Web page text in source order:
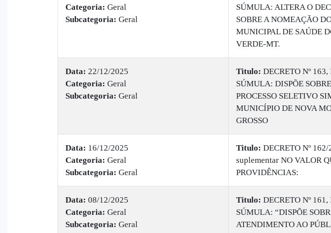
Categoria: Geral
Subcategoria: Geral
SÚMULA: ALTERA O
SOBRE A NOMEAÇÃO
MUNICIPAL DE SAÚDE
VERDE-MT.
Data: 22/12/2025
Categoria: Geral
Subcategoria: Geral
Titulo: DECRETO Nº
SÚMULA: DISPÕE
PROCESSO SELETIVO
MUNICÍPIO DE NOVA
GROSSO
Data: 16/12/2025
Categoria: Geral
Subcategoria: Geral
Titulo: DECRETO Nº
suplementar NO VALOR
PROVIDÊNCIAS:
Data: 08/12/2025
Categoria: Geral
Subcategoria: Geral
Titulo: DECRETO Nº
SÚMULA: “DISPÕE
ATENDIMENTO AO